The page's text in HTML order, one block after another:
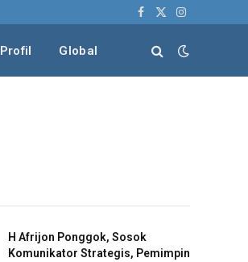
Facebook
X
Instagram
Profil Global
H Afrijon Ponggok, Sosok
Komunikator Strategis, Pemimpin